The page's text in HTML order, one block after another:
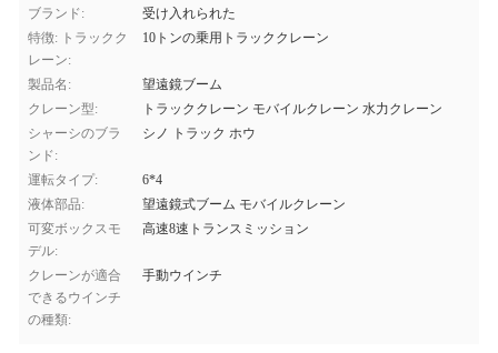
ブランド:
受け入れられた
特徴: トラックク
レーン:
10トンの乗用トラッククレーン
製品名:
望遠鏡ブーム
クレーン型:
トラッククレーン モバイルクレーン 水力クレーン
シャーシのブラ
ンド:
シノ トラック ホウ
運転タイプ:
6*4
液体部品:
望遠鏡式ブーム モバイルクレーン
可変ボックスモ
デル:
高速8速トランスミッション
クレーンが適合
できるウインチ
の種類:
手動ウインチ